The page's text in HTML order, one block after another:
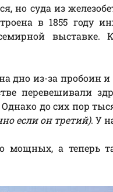
но суда из
в 1855 году
выставке.
дно из-за пробоин
перевешивали
до сих пор
если он третий). У
мощных, а теперь